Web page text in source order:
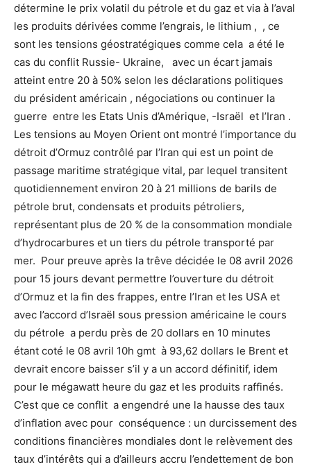
détermine le prix volatil du pétrole et du gaz et via à l’aval
les produits dérivées comme l’engrais, le lithium , , ce
sont les tensions géostratégiques comme cela a été le
cas du conflit Russie- Ukraine, avec un écart jamais
atteint entre 20 à 50% selon les déclarations politiques
du président américain , négociations ou continuer la
guerre entre les Etats Unis d’Amérique, -Israël et l’Iran .
Les tensions au Moyen Orient ont montré l’importance du
détroit d’Ormuz contrôlé par l’Iran qui est un point de
passage maritime stratégique vital, par lequel transitent
quotidiennement environ 20 à 21 millions de barils de
pétrole brut, condensats et produits pétroliers,
représentant plus de 20 % de la consommation mondiale
d’hydrocarbures et un tiers du pétrole transporté par
mer. Pour preuve après la trêve décidée le 08 avril 2026
pour 15 jours devant permettre l’ouverture du détroit
d’Ormuz et la fin des frappes, entre l’Iran et les USA et
avec l’accord d’Israël sous pression américaine le cours
du pétrole a perdu près de 20 dollars en 10 minutes
étant coté le 08 avril 10h gmt à 93,62 dollars le Brent et
devrait encore baisser s’il y a un accord définitif, idem
pour le mégawatt heure du gaz et les produits raffinés.
C’est que ce conflit a engendré une la hausse des taux
d’inflation avec pour conséquence : un durcissement des
conditions financières mondiales dont le relèvement des
taux d’intérêts qui a d’ailleurs accru l’endettement de bon